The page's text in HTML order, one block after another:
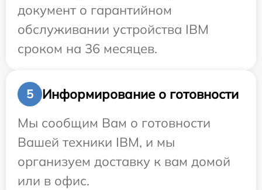
документ о гарантийном
обслуживании устройства IBM
сроком на 36 месяцев.
5
Информирование о готовности
Мы сообщим Вам о готовности
Вашей техники IBM, и мы
организуем доставку к вам домой
или в офис.